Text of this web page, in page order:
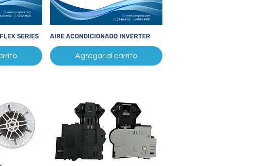
SERIES Vista rápida
AIRE ACONDICIONADO INVERTER
Agregar al carrito